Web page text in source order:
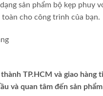
sản phẩm bộ kẹp
toàn cho công trình của bạn.
TP.HCM và giao hàng
và quan tâm đến sản